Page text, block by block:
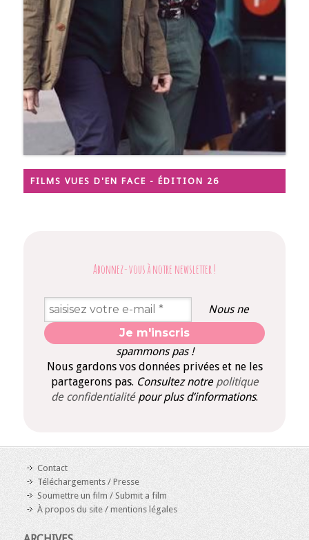
FILMS VUES D'EN FACE - ÉDITION 26
Abonnez-vous à notre newsletter !
Nous ne
spammons pas !
Nous gardons vos données privées et ne les
partagerons pas. Consultez notre politique
de confidentialité pour plus d’informations.
Contact
Téléchargements / Presse
Soumettre un film / Submit a film
À propos du site / mentions légales